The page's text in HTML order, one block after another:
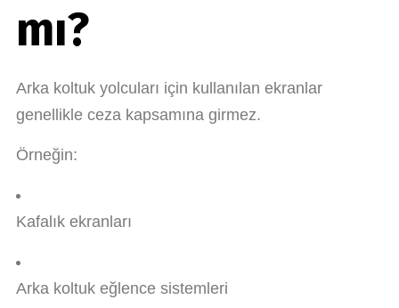
mı?
Arka koltuk yolcuları için kullanılan ekranlar
genellikle ceza kapsamına girmez.
Örneğin:
Kafalık ekranları
Arka koltuk eğlence sistemleri